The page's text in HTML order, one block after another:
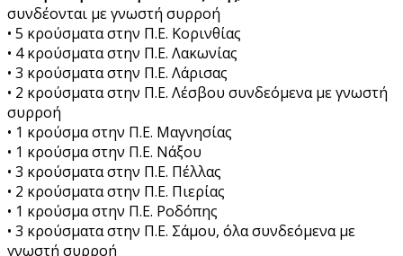
συνδέονται με γνωστή συρροή
• 5 κρούσματα στην Π.Ε. Κορινθίας
• 4 κρούσματα στην Π.Ε. Λακωνίας
• 3 κρούσματα στην Π.Ε. Λάρισας
• 2 κρούσματα στην Π.Ε. Λέσβου συνδεόμενα με γνωστή
συρροή
• 1 κρούσμα στην Π.Ε. Μαγνησίας
• 1 κρούσμα στην Π.Ε. Νάξου
• 3 κρούσματα στην Π.Ε. Πέλλας
• 2 κρούσματα στην Π.Ε. Πιερίας
• 1 κρούσμα στην Π.Ε. Ροδόπης
• 3 κρούσματα στην Π.Ε. Σάμου, όλα συνδεόμενα με
γνωστή συρροή